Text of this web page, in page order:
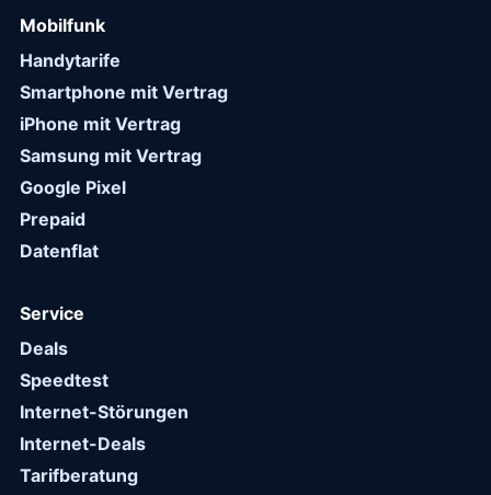
Mobilfunk
Handytarife
Smartphone mit Vertrag
iPhone mit Vertrag
Samsung mit Vertrag
Google Pixel
Prepaid
Datenflat
Service
Deals
Speedtest
Internet-Störungen
Internet-Deals
Tarifberatung